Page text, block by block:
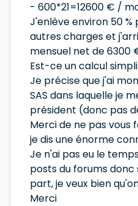
- 600*21=12600 € /
J'enlève environ 50
autres charges et
mensuel net de 6300
Est-ce un calcul
Je précise que j'ai
SAS dans laquelle je
président (donc pas
Merci de ne pas vous
je dis une énorme
Je n'ai pas eu le
posts du forums donc
part, je veux bien
Merci